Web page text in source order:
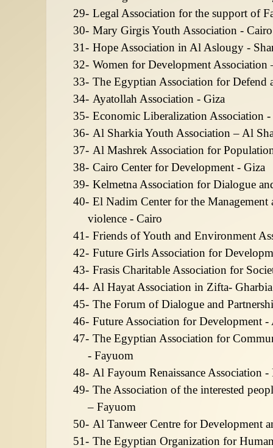
29- Legal Association for the support of
30- Mary Girgis Youth Association - Cairo
31- Hope Association in Al Aslougy -
32- Women for Development Association
33- The Egyptian Association for Defend
34- Ayatollah Association - Giza
35- Economic Liberalization Association
36- Al Sharkia Youth Association – Al
37- Al Mashrek Association for
38- Cairo Center for Development - Giza
39- Kelmetna Association for Dialogue
40- El Nadim Center for the
violence - Cairo
41- Friends of Youth and Environment
42- Future Girls Association for
43- Frasis Charitable Association for
44- Al Hayat Association in Zifta- Gharbia
45- The Forum of Dialogue and
46- Future Association for Development -
47- The Egyptian Association for
- Fayuom
48- Al Fayoum Renaissance Association -
49- The Association of the interested
– Fayuom
50- Al Tanweer Centre for Development
51- The Egyptian Organization for